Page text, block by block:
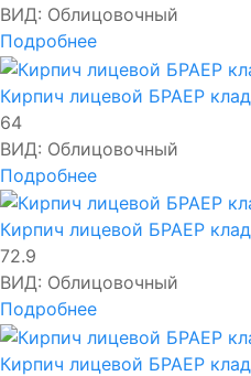
ВИД: Облицовочный
Подробнее
Кирпич лицевой БРАЕР
64
ВИД: Облицовочный
Подробнее
Кирпич лицевой БРАЕР
72.9
ВИД: Облицовочный
Подробнее
Кирпич лицевой БРАЕР